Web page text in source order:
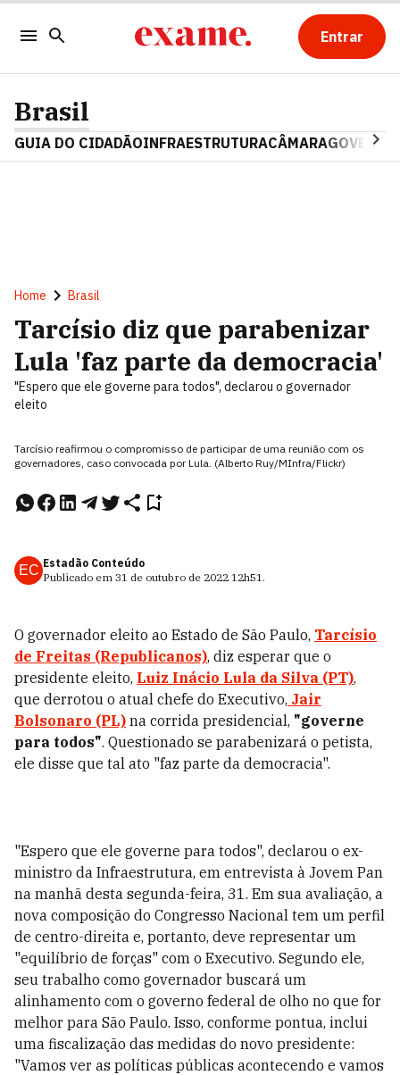
Entrar
Brasil
GUIA DO CIDADÃOINFRAESTRUTURACÂMARAGOVERNO
Home Brasil
Tarcísio diz que parabenizar
Lula 'faz parte da democracia'
"Espero que ele governe para todos", declarou o governador
eleito
Tarcísio reafirmou o compromisso de participar de uma reunião com os
governadores, caso convocada por Lula. (Alberto Ruy/MInfra/Flickr)
EC Estadão Conteúdo
Publicado em 31 de outubro de 2022 12h51.
O governador eleito ao Estado de São Paulo, Tarcísio
de Freitas (Republicanos), diz esperar que o
presidente eleito, Luiz Inácio Lula da Silva (PT),
que derrotou o atual chefe do Executivo, Jair
Bolsonaro (PL) na corrida presidencial, "governe
para todos". Questionado se parabenizará o petista,
ele disse que tal ato "faz parte da democracia".
"Espero que ele governe para todos", declarou o ex-
ministro da Infraestrutura, em entrevista à Jovem Pan
na manhã desta segunda-feira, 31. Em sua avaliação, a
nova composição do Congresso Nacional tem um perfil
de centro-direita e, portanto, deve representar um
"equilíbrio de forças" com o Executivo. Segundo ele,
seu trabalho como governador buscará um
alinhamento com o governo federal de olho no que for
melhor para São Paulo. Isso, conforme pontua, inclui
uma fiscalização das medidas do novo presidente:
"Vamos ver as políticas públicas acontecendo e vamos